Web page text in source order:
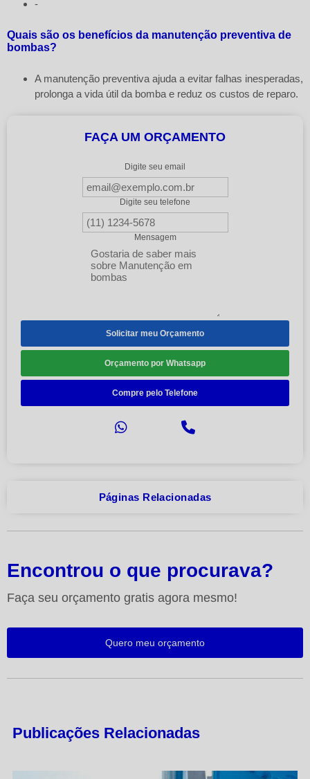
-
Quais são os benefícios da manutenção preventiva de
bombas?
A manutenção preventiva ajuda a evitar falhas inesperadas,
prolonga a vida útil da bomba e reduz os custos de reparo.
FAÇA UM ORÇAMENTO
Digite seu email
Digite seu telefone
Mensagem
Solicitar meu Orçamento
Orçamento por Whatsapp
Compre pelo Telefone
Páginas Relacionadas
Encontrou o que procurava?
Faça seu orçamento gratis agora mesmo!
Quero meu orçamento
Publicações Relacionadas